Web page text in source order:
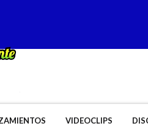
VIDEOCLIPS